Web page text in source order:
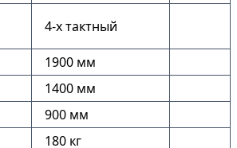
4-х тактный
1900 мм
1400 мм
900 мм
180 кг